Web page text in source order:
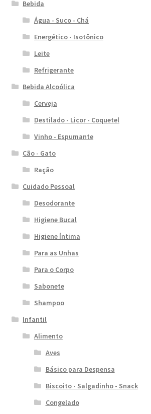
Bebida
Água - Suco - Chá
Energético - Isotônico
Leite
Refrigerante
Bebida Alcoólica
Cerveja
Destilado - Licor - Coquetel
Vinho - Espumante
Cão - Gato
Ração
Cuidado Pessoal
Desodorante
Higiene Bucal
Higiene Íntima
Para as Unhas
Para o Corpo
Sabonete
Shampoo
Infantil
Alimento
Aves
Básico para Despensa
Biscoito - Salgadinho - Snack
Congelado